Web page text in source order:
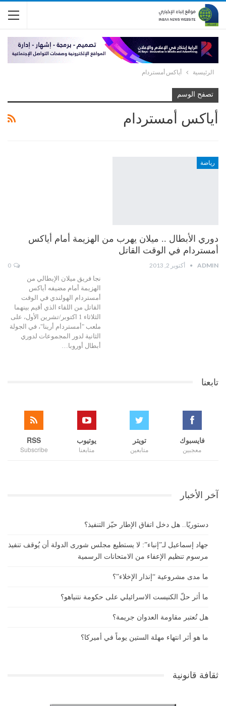
الرئيسية أياكس أمستردام
تصفح الوسم
أياكس أمستردام
رياضة
دوري الأبطال .. ميلان يهرب من الهزيمة أمام أياكس
أمستردام في الوقت القاتل
ADMIN أكتوبر 2, 2013
نجا فريق ميلان الإيطالي من
الهزيمة أمام مضيفه أياكس
أمستردام الهولندي في الوقت
القاتل من اللقاء الذي أقيم بينهما
الثلاثاء 1 اكتوبر/تشرين الأول، على
ملعب "أمستردام أرينا"، في الجولة
الثانية لدور المجموعات لدوري
أبطال أوروبا…
تابعنا
فايسبوك
معجبين
تويتر
متابعين
يوتيوب
متابعنا
RSS
Subscribe
آخر الأخبار
دستوريًا.. هل دخل اتفاق الإطار حيّز التنفيذ؟
جهاد إسماعيل لـ”إنباء”: لا يستطيع مجلس شورى الدولة أن يُوقف تنفيذ
مرسوم تنظيم الإعفاء من الامتحانات الرسمية
ما مدى مشروعية “إنذار الإخلاء”؟
ما أثر حلّ الكنيست الاسرائيلي على حكومة نتنياهو؟
هل تُعتبر مقاومة العدوان جريمة؟
ما هو أثر انتهاء مهلة الستين يوماً في أميركا؟
ثقافة قانونية